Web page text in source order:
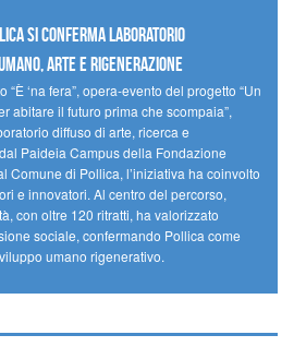
SI CONFERMA LABORATORIO
ARTE E RIGENERAZIONE
‘na fera”, opera-evento del progetto “Un
abitare il futuro prima che scompaia”,
diffuso di arte, ricerca e
Paideia Campus della Fondazione
Comune di Pollica, l’iniziativa ha coinvolto
e innovatori. Al centro del percorso,
con oltre 120 ritratti, ha valorizzato
sociale, confermando Pollica come
umano rigenerativo.